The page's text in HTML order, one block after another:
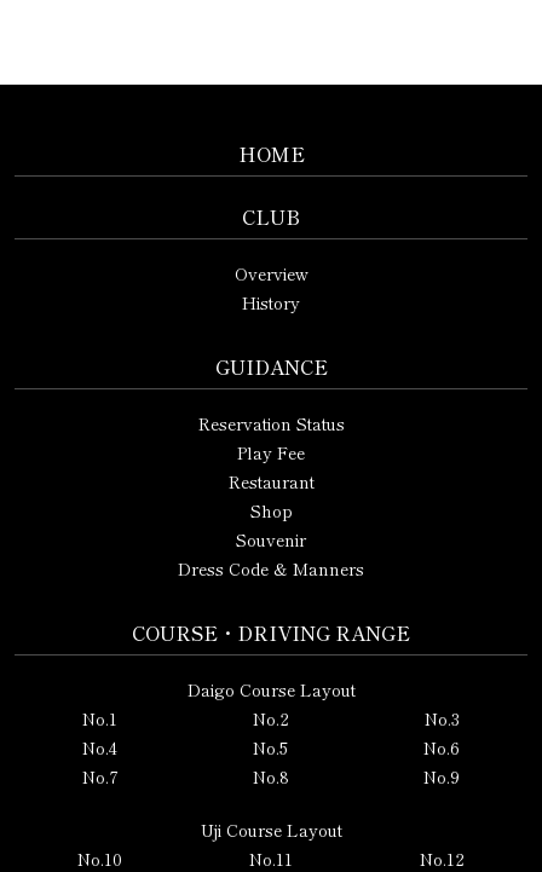
HOME
CLUB
Overview
History
GUIDANCE
Reservation Status
Play Fee
Restaurant
Shop
Souvenir
Dress Code & Manners
COURSE・DRIVING RANGE
Daigo Course Layout
No.1
No.2
No.3
No.4
No.5
No.6
No.7
No.8 No.9
Uji Course Layout
No.10
No.11
No.12